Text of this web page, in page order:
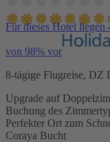
Für dieses Hotel
von 98% vor
8-tägige Flugreise, DZ
Upgrade auf
Buchung des
Perfekter Ort zum
Coraya Bucht